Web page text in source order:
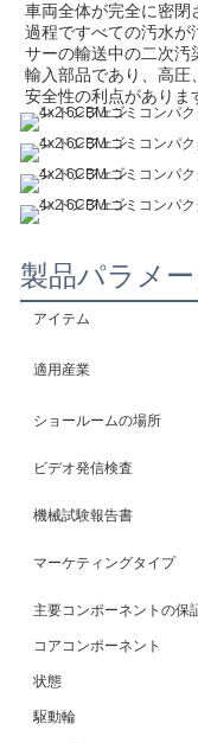
車両全体が完全に密閉
過程ですべての汚水が
サーの輸送中の二次汚
輸入部品であり、高圧
安全性の利点がありま
製品パラメー
アイテム
適用産業
ショールームの場所
ビデオ発信検査
機械試験報告書
マーケティングタイプ
主要コンポーネントの保
コアコンポーネント
状態
駆動輪